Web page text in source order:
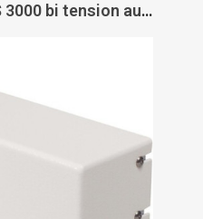
Verrous DAS type DS 3000 bi tension automatique 24/48 Volts à rupture Alligator - CETEXEL